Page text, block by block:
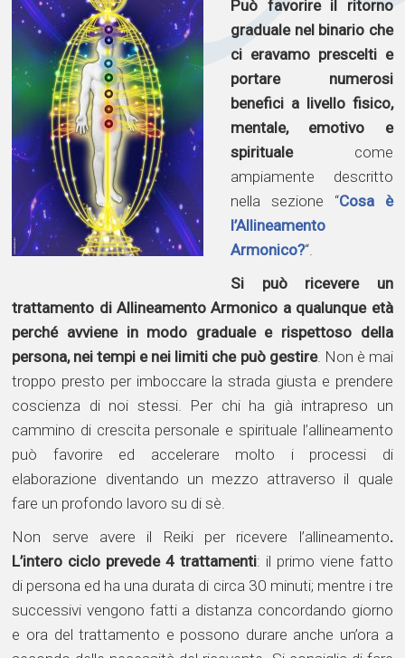
Può favorire il ritorno
graduale nel binario che
ci eravamo prescelti e
portare numerosi
benefici a livello fisico,
mentale, emotivo e
spiritualecome
ampiamente descritto
nella sezione “Cosa è
l’Allineamento
Armonico?“.
Si può ricevere un
trattamento di Allineamento Armonico a qualunque età
perché avviene in modo graduale e rispettoso della
persona, nei tempi e nei limiti che può gestire. Non è mai
troppo presto per imboccare la strada giusta e prendere
coscienza di noi stessi. Per chi ha già intrapreso un
cammino di crescita personale e spirituale l’allineamento
può favorire ed accelerare molto i processi di
elaborazione diventando un mezzo attraverso il quale
fare un profondo lavoro su di sè.
Non serve avere il Reiki per ricevere l’allineamento.
L’intero ciclo prevede 4 trattamenti: il primo viene fatto
di persona ed ha una durata di circa 30 minuti; mentre i tre
successivi vengono fatti a distanza concordando giorno
e ora del trattamento e possono durare anche un’ora a